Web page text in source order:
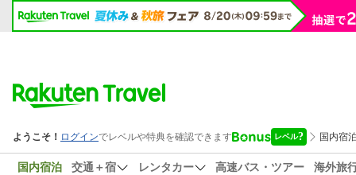
国内宿泊 交通＋宿 レンタカー 高速バス・ツアー
海外旅